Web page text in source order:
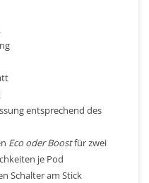
entsprechend des
Eco oder Boostfür zwei
je Pod
Schalter am Stick